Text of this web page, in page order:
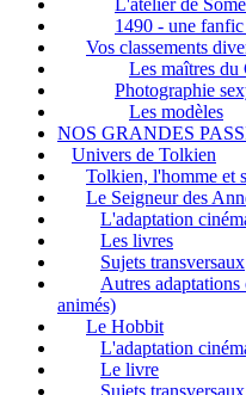
L'atelier de
1490 - une
Vos classements
Les maîtres du
Photographie
Les modèles
NOS GRANDES
Univers de Tolkien
Tolkien, l'homme et
Le Seigneur des
L'adaptation
Les livres
Sujets transversaux
Autres
animés)
Le Hobbit
L'adaptation
Le livre
Sujets transversaux